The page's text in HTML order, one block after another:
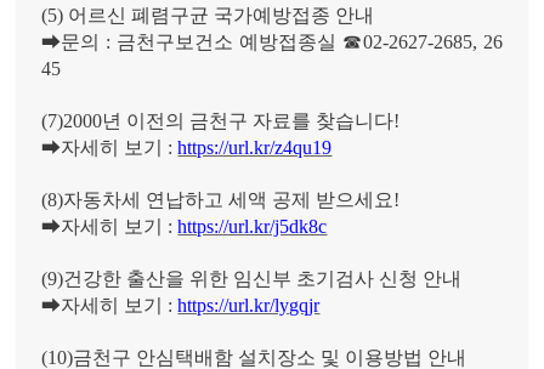
(5) 어르신 폐렴구균 국가예방접종 안내
➡문의 : 금천구보건소 예방접종실 ☎02-2627-2685, 26
45
(7)2000년 이전의 금천구 자료를 찾습니다!
➡자세히 보기 :https://url.kr/z4qu19
(8)자동차세 연납하고 세액 공제 받으세요!
➡자세히 보기 :https://url.kr/j5dk8c
(9)건강한 출산을 위한 임신부 초기검사 신청 안내
➡자세히 보기 :https://url.kr/lygqjr
(10)금천구 안심택배함 설치장소 및 이용방법 안내